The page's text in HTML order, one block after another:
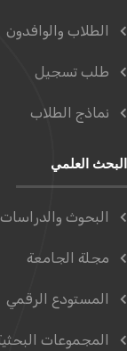
الطلاب والوافدون
طلب تسجيل
نماذج الطلاب
البحث العلمي
البحوث
مجلة الجامعة
المستودع الرقمي
المجموعات